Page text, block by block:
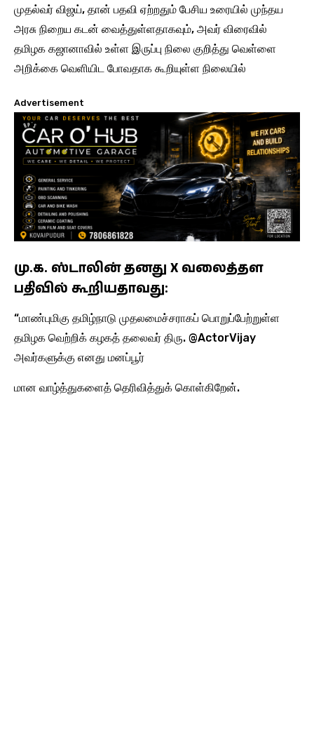
முதல்வர் விஜய், தான் பதவி ஏற்றதும் பேசிய உரையில் முந்தய
அரசு நிறைய கடன் வைத்துள்ளதாகவும், அவர் விரைவில்
தமிழக கஜானாவில் உள்ள இருப்பு நிலை குறித்து வெள்ளை
அறிக்கை வெளியிட போவதாக கூறியுள்ள நிலையில்
Advertisement
மு.க. ஸ்டாலின் தனது X வலைத்தள
பதிவில் கூறியதாவது:
“மாண்புமிகு தமிழ்நாடு முதலமைச்சராகப் பொறுப்பேற்றுள்ள
தமிழக வெற்றிக் கழகத் தலைவர் திரு. @ActorVijay
அவர்களுக்கு எனது மனப்பூர்
மான வாழ்த்துகளைத் தெரிவித்துக் கொள்கிறேன்.